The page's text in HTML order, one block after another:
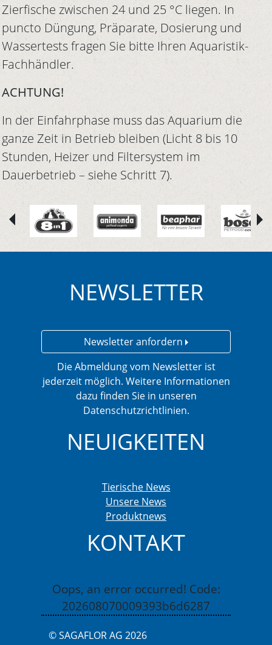
Zierfische zwischen 24 und 25 °C liegen. In
puncto Düngung, Präparate, Dosierung und
Wassertests fragen Sie bitte Ihren Aquaristik-
Fachhändler.
ACHTUNG!
In der Einfahrphase muss das Aquarium die
ganze Zeit in Betrieb bleiben (Licht 8 bis 10
Stunden, Heizer und Filtersystem im
Dauerbetrieb – siehe Schritt 7).
NEWSLETTER
Newsletter anfordern
Die Abmeldung vom Newsletter ist
jederzeit möglich. Weitere Informationen
dazu finden Sie in unseren
Datenschutzrichtlinien.
NEUIGKEITEN
Tierische News
Unsere News
Produktnews
KONTAKT
Oops, an error occurred! Code:
202608070009393b6d6287
© SAGAFLOR AG 2026